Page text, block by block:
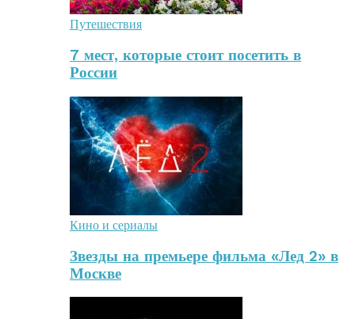
Путешествия
7 мест, которые стоит посетить в
России
Кино и сериалы
Звезды на премьере фильма «Лед 2» в
Москве